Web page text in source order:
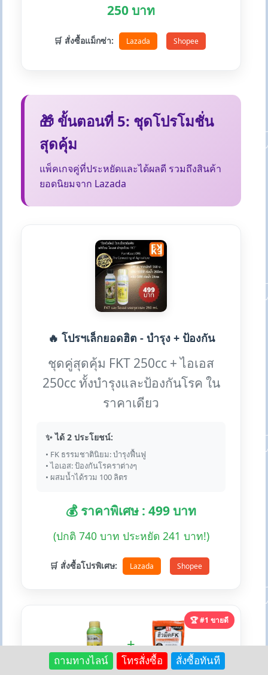
250 บาท
🛒 สั่งซื้อแม็กซ่า: Lazada Shopee
🎁 ขั้นตอนที่ 5: ชุดโปรโมชั่น
สุดคุ้ม
แพ็คเกจคู่ที่ประหยัดและได้ผลดี รวมถึงสินค้า
ยอดนิยมจาก Lazada
🔥 โปรฯเล็กยอดฮิต - บำรุง + ป้องกัน
ชุดคู่สุดคุ้ม FKT 250cc + ไอเอส
250cc ทั้งบำรุงและป้องกันโรค ใน
ราคาเดียว
✨ ได้ 2 ประโยชน์:
• FK ธรรมชาตินิยม: บำรุงฟื้นฟู
• ไอเอส: ป้องกันโรคราต่างๆ
• ผสมน้ำได้รวม 100 ลิตร
💰 ราคาพิเศษ : 499 บาท
(ปกติ 740 บาท ประหยัด 241 บาท!)
🛒 สั่งซื้อโปรพิเศษ: Lazada Shopee
🏆 #1 ขายดี
+
ถามทางไลน์ โทรสั่งซื้อ สั่งซื้อทันที